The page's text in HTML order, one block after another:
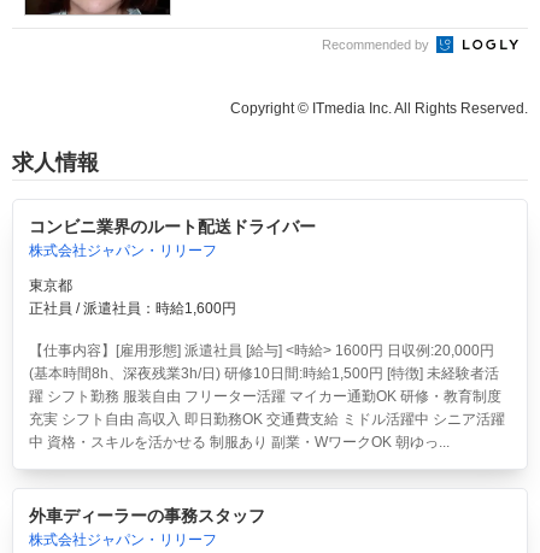
Recommended by
Copyright © ITmedia Inc. All Rights Reserved.
求人情報
コンビニ業界のルート配送ドライバー
株式会社ジャパン・リリーフ
東京都
正社員 / 派遣社員：時給1,600円
【仕事内容】[雇用形態] 派遣社員 [給与] <時給> 1600円 日収例:20,000円
(基本時間8h、深夜残業3h/日) 研修10日間:時給1,500円 [特徴] 未経験者活
躍 シフト勤務 服装自由 フリーター活躍 マイカー通勤OK 研修・教育制度
充実 シフト自由 高収入 即日勤務OK 交通費支給 ミドル活躍中 シニア活躍
中 資格・スキルを活かせる 制服あり 副業・WワークOK 朝ゆっ...
外車ディーラーの事務スタッフ
株式会社ジャパン・リリーフ